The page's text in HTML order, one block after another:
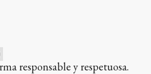
responsable y respetuosa.